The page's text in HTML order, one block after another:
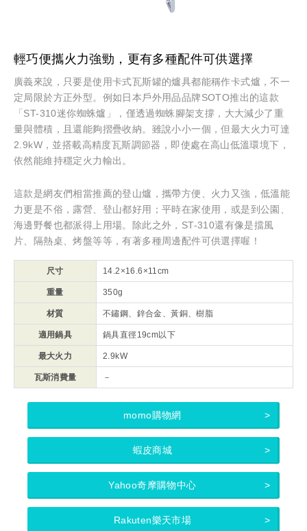
輕巧便攜火力強勁，更有多種配件可供選擇
廣義來說，只要是使用卡式瓦斯罐的爐具都能稱作卡式爐，不一
定局限於方正外型。例如日本戶外用品品牌SOTO推出的這款
「ST-310迷你蜘蛛爐」，僅透過蜘蛛腳架支撐，大大減少了重
量與體積，且還能夠摺疊收納。雖說小小一個，但最大火力可達
2.9kW，並搭載高精度瓦斯調節器，即使處在高山低溫環境下，
依然能維持穩定火力輸出。
這款是網友們相當推薦的登山爐，攜帶方便、火力又強，低溫能
力更是不俗，露營、登山都好用；平時在家使用，或是到公園、
海邊野餐也都派得上用場。除此之外，ST-310還有像是擋風
片、隔熱桌、烤盤等等，有著多種周邊配件可供選擇喔！
尺寸 14.2×16.6×11cm
重量 350g
材質 不鏽鋼、鋅合金、黃銅、樹脂
適用鍋具 鍋具直徑19cm以下
最大火力 2.9kW
瓦斯消費量 －
momo購物網
蝦皮商城
Yahoo奇摩購物中心
Rakuten樂天市場